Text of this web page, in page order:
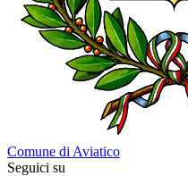
Comune di Aviatico
Seguici su